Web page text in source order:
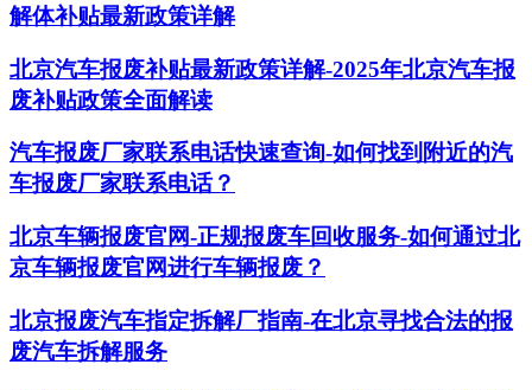
解体补贴最新政策详解
北京汽车报废补贴最新政策详解-2025年北京汽车报
废补贴政策全面解读
汽车报废厂家联系电话快速查询-如何找到附近的汽
车报废厂家联系电话？
北京车辆报废官网-正规报废车回收服务-如何通过北
京车辆报废官网进行车辆报废？
北京报废汽车指定拆解厂指南-在北京寻找合法的报
废汽车拆解服务